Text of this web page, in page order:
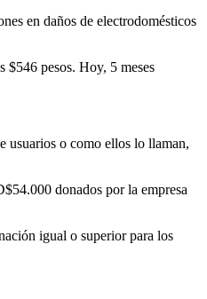
en daños de electrodomésticos
$546 pesos. Hoy, 5 meses
usuarios o como ellos lo llaman,
donados por la empresa
igual o superior para los